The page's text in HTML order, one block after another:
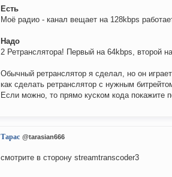
Есть
Моё радио - канал вещает на 128kbps
Надо
2 Ретранслятора! Первый на 64kbps, второй
Обычный ретранслятор я сделал, но он
как сделать ретранслятор с нужным
Если можно, то прямо куском кода покажите
Тарас @tarasian666
смотрите в сторону streamtranscoder3